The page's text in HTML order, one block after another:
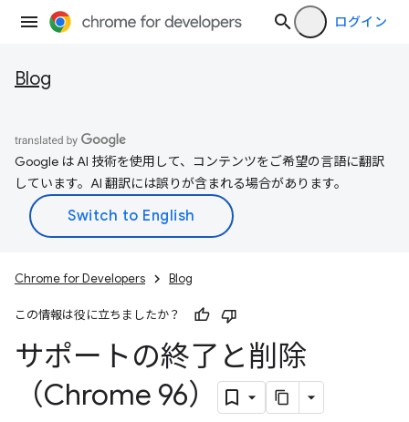
ログイン
Blog
Google は AI 技術を使用して、コンテンツをご希望の言語に翻訳
しています。AI 翻訳には誤りが含まれる場合があります。
Chrome for Developers Blog
この情報は役に立ちましたか？
サポートの終了と削除
（Chrome 96）